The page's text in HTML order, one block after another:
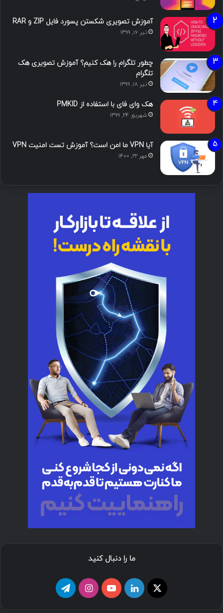
آموزش تصویری شکستن پسورد فایل ZIP و RAR
تیر ۱۶, ۱۳۹۹
چطور تلگرام را هک کنیم؟ آموزش تصویری هک
تلگرام
تیر ۱۸, ۱۳۹۹
هک وای فای با استفاده از PMKID
شهریور ۲۴, ۱۳۹۹
آیا VPN ما امن است؟ آموزش تست امنیت VPN
مهر ۲۲, ۱۴۰۰
ما را دنبال کنید